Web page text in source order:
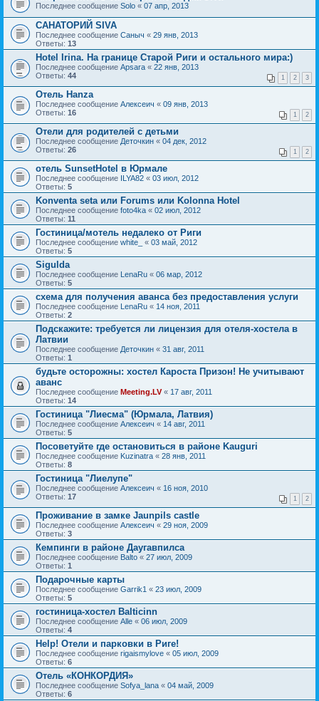
Последнее сообщение Solo « 07 апр, 2013
САНАТОРИЙ SIVA
Последнее сообщение Саныч « 29 янв, 2013
Ответы: 13
Hotel Irina. На границе Старой Риги и остального мира:)
Последнее сообщение Apsara « 22 янв, 2013
Ответы: 44 1 2 3
Отель Hanza
Последнее сообщение Алексеич « 09 янв, 2013
Ответы: 16 1 2
Отели для родителей с детьми
Последнее сообщение Деточкин « 04 дек, 2012
Ответы: 26 1 2
отель SunsetHotel в Юрмале
Последнее сообщение ILYA82 « 03 июл, 2012
Ответы: 5
Konventa seta или Forums или Kolonna Hotel
Последнее сообщение foto4ka « 02 июл, 2012
Ответы: 11
Гостиница/мотель недалеко от Риги
Последнее сообщение white_ « 03 май, 2012
Ответы: 5
Sigulda
Последнее сообщение LenaRu « 06 мар, 2012
Ответы: 5
схема для получения аванса без предоставления услуги
Последнее сообщение LenaRu « 14 ноя, 2011
Ответы: 2
Подскажите: требуется ли лицензия для отеля-хостела в
Латвии
Последнее сообщение Деточкин « 31 авг, 2011
Ответы: 1
будьте осторожны: хостел Кароста Призон! Не учитывают
аванс
Последнее сообщение Meeting.LV« 17 авг, 2011
Ответы: 14
Гостиница "Лиесма" (Юрмала, Латвия)
Последнее сообщение Алексеич « 14 авг, 2011
Ответы: 5
Посоветуйте где остановиться в районе Kauguri
Последнее сообщение Kuzinatra « 28 янв, 2011
Ответы: 8
Гостиница "Лиелупе"
Последнее сообщение Алексеич « 16 ноя, 2010
Ответы: 17 1 2
Проживание в замке Jaunpils castle
Последнее сообщение Алексеич « 29 ноя, 2009
Ответы: 3
Кемпинги в районе Даугавпилса
Последнее сообщение Balto « 27 июл, 2009
Ответы: 1
Подарочные карты
Последнее сообщение Garrik1 « 23 июл, 2009
Ответы: 5
гостиница-хостел Balticinn
Последнее сообщение Alle « 06 июл, 2009
Ответы: 4
Help! Отели и парковки в Риге!
Последнее сообщение rigaismylove « 05 июл, 2009
Ответы: 6
Отель «КОНКОРДИЯ»
Последнее сообщение Sofya_lana « 04 май, 2009
Ответы: 6